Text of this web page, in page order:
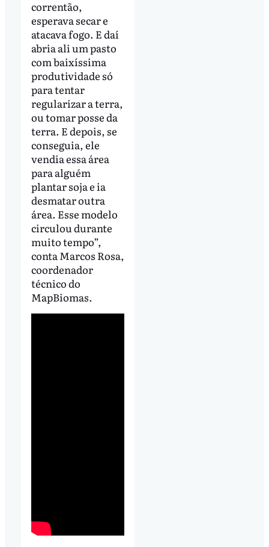
correntão,
esperava secar e
atacava fogo. E daí
abria ali um pasto
com baixíssima
produtividade só
para tentar
regularizar a terra,
ou tomar posse da
terra. E depois, se
conseguia, ele
vendia essa área
para alguém
plantar soja e ia
desmatar outra
área. Esse modelo
circulou durante
muito tempo”,
conta Marcos Rosa,
coordenador
técnico do
MapBiomas.